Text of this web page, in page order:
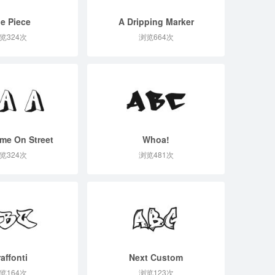
Piece
324次
A Dripping Marker
浏览664次
On Street
324次
Whoa!
浏览481次
164次
Next Custom
浏览123次